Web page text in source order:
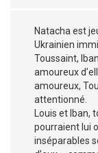
Natacha est
Ukrainien
Toussaint,
amoureux
amoureux,
attentionné.
Louis et Iban,
pourraient lui
inséparables